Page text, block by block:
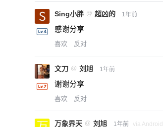
Sing小胖 @ 超凶的 1年前
感谢分享
喜欢 反对
文刀 @ 刘旭 1年前
谢谢分享
喜欢 反对
万象界天 @ 刘旭 1年前 via Android